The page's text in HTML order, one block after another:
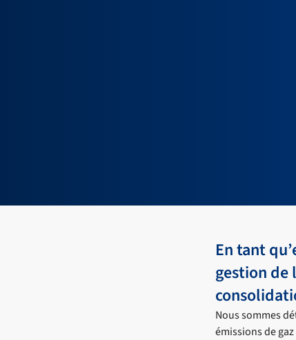
En tant
gestion de
Nous sommes
émissions de